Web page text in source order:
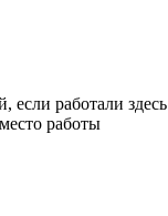
если работали здесь
работы